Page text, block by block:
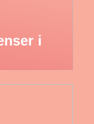
i